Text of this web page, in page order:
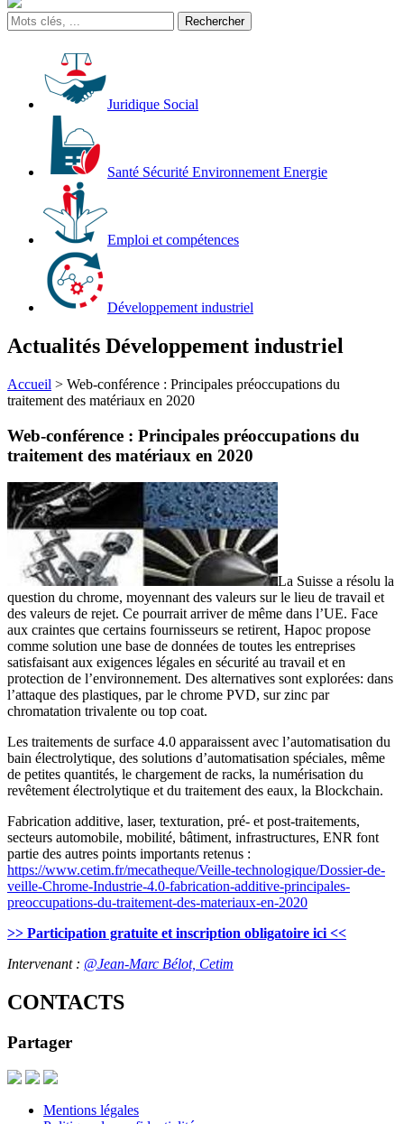
Juridique Social
Santé Sécurité Environnement Energie
Emploi et compétences
Développement industriel
Actualités Développement industriel
Accueil > Web-conférence : Principales préoccupations du
traitement des matériaux en 2020
Web-conférence : Principales préoccupations du
traitement des matériaux en 2020
La Suisse a résolu la
question du chrome, moyennant des valeurs sur le lieu de travail et
des valeurs de rejet. Ce pourrait arriver de même dans l’UE. Face
aux craintes que certains fournisseurs se retirent, Hapoc propose
comme solution une base de données de toutes les entreprises
satisfaisant aux exigences légales en sécurité au travail et en
protection de l’environnement. Des alternatives sont explorées: dans
l’attaque des plastiques, par le chrome PVD, sur zinc par
chromatation trivalente ou top coat.
Les traitements de surface 4.0 apparaissent avec l’automatisation du
bain électrolytique, des solutions d’automatisation spéciales, même
de petites quantités, le chargement de racks, la numérisation du
revêtement électrolytique et du traitement des eaux, la Blockchain.
Fabrication additive, laser, texturation, pré- et post-traitements,
secteurs automobile, mobilité, bâtiment, infrastructures, ENR font
partie des autres points importants retenus :
https://www.cetim.fr/mecatheque/Veille-technologique/Dossier-de-
veille-Chrome-Industrie-4.0-fabrication-additive-principales-
preoccupations-du-traitement-des-materiaux-en-2020
>> Participation gratuite et inscription obligatoire ici <<
Intervenant : @Jean-Marc Bélot, Cetim
CONTACTS
Partager
Mentions légales